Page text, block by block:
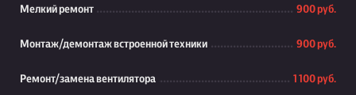
Мелкий ремонт 900 руб.
Монтаж/демонтаж встроенной техники 900 руб.
Ремонт/замена вентилятора 1 100 руб.